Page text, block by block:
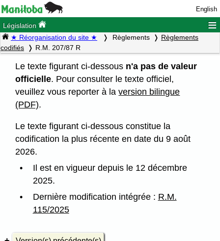
English
Législation ≡
★ Réorganisation du site ★ Règlements
Règlements
codifiés
R.M. 207/87 R
Le texte figurant ci-dessous n'a pas de valeur
officielle. Pour consulter le texte officiel,
veuillez vous reporter à laversion bilingue
(PDF).
Le texte figurant ci-dessous constitue la
codification la plus récente en date du 9 août
2026.
Il est en vigueur depuis le 12 décembre
2025.
Dernière modification intégrée : R.M.
115/2025